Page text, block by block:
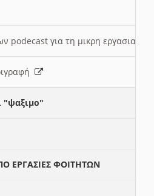
podecast για τη μικρη εργασια
"ψαξιμο"
ΕΡΓΑΣΙΕΣ ΦΟΙΤΗΤΩΝ